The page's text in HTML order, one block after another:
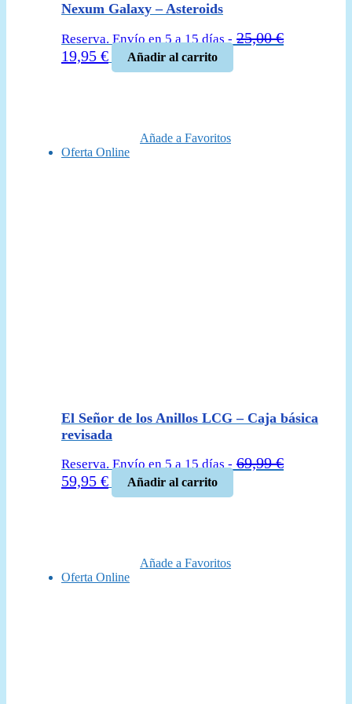
Nexum Galaxy – Asteroids
Reserva. Envío en 5 a 15 días - 25,00€
El
19,95 €El
precio
Añadir al carrito
Añade a Favoritos
Oferta Online
El Señor de los Anillos LCG – Caja básica
revisada
Reserva. Envío en 5 a 15 días - 69,99€
El
59,95 €El
precio
Añadir al carrito
Añade a Favoritos
Oferta Online